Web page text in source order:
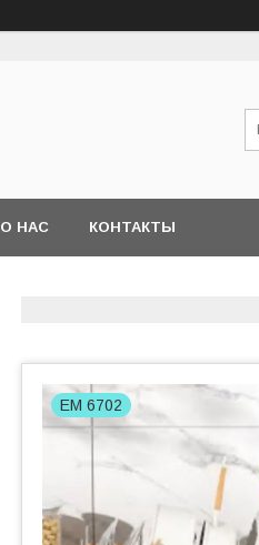
О НАС КОНТАКТЫ
ЕМ 6702